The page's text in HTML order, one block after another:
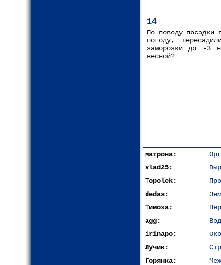
14
По поводу посадки
погоду,
заморозки до -3
весной?
матрона:
vlad25:
Topolek:
dedas:
Тимоха:
agg:
irinapo:
Лучик:
Горянка: